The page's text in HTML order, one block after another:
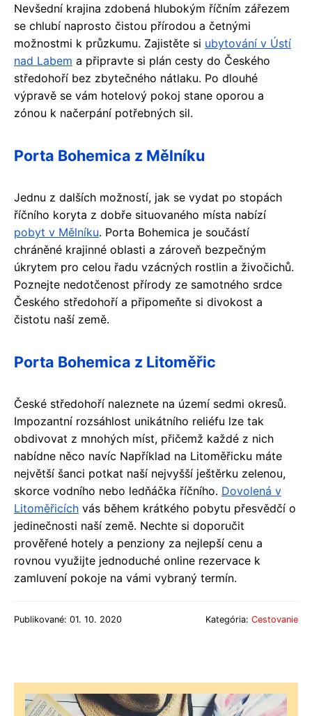
Nevšední krajina zdobená hlubokým říčním zářezem
se chlubí naprosto čistou přírodou a četnými
možnostmi k průzkumu. Zajistěte si ubytování v Ústí
nad Labem a připravte si plán cesty do Českého
středohoří bez zbytečného nátlaku. Po dlouhé
výpravě se vám hotelový pokoj stane oporou a
zónou k načerpání potřebných sil.
Porta Bohemica z Mělníku
Jednu z dalších možností, jak se vydat po stopách
říčního koryta z dobře situovaného místa nabízí
pobyt v Mělníku. Porta Bohemica je součástí
chráněné krajinné oblasti a zároveň bezpečným
úkrytem pro celou řadu vzácných rostlin a živočichů.
Poznejte nedotčenost přírody ze samotného srdce
Českého středohoří a připomeňte si divokost a
čistotu naší země.
Porta Bohemica z Litoměřic
České středohoří naleznete na území sedmi okresů.
Impozantní rozsáhlost unikátního reliéfu lze tak
obdivovat z mnohých míst, přičemž každé z nich
nabídne něco navíc Například na Litoměřicku máte
největší šanci potkat naší nejvyšší ještěrku zelenou,
skorce vodního nebo ledňáčka říčního. Dovolená v
Litoměřicích vás během krátkého pobytu přesvědčí o
jedinečnosti naší země. Nechte si doporučit
prověřené hotely a penziony za nejlepší cenu a
rovnou využijte jednoduché online rezervace k
zamluvení pokoje na vámi vybraný termín.
Publikované: 01. 10. 2020 Kategória: Cestovanie